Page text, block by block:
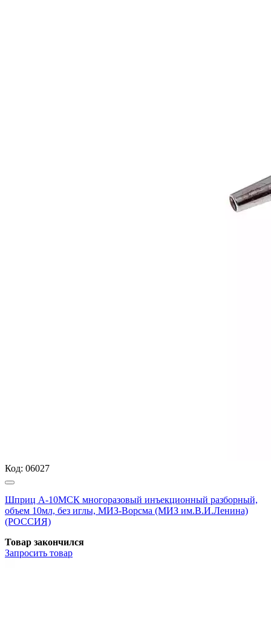
Код: 06027
Шприц А-10МСК многоразовый инъекционный разборный,
объем 10мл, без иглы, МИЗ-Ворсма (МИЗ им.В.И.Ленина)
(РОССИЯ)
Товар закончился
Запросить товар